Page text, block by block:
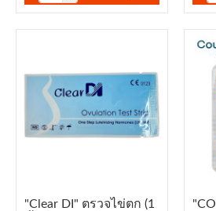
"Clear DI" ตรวจไข่ตก (1